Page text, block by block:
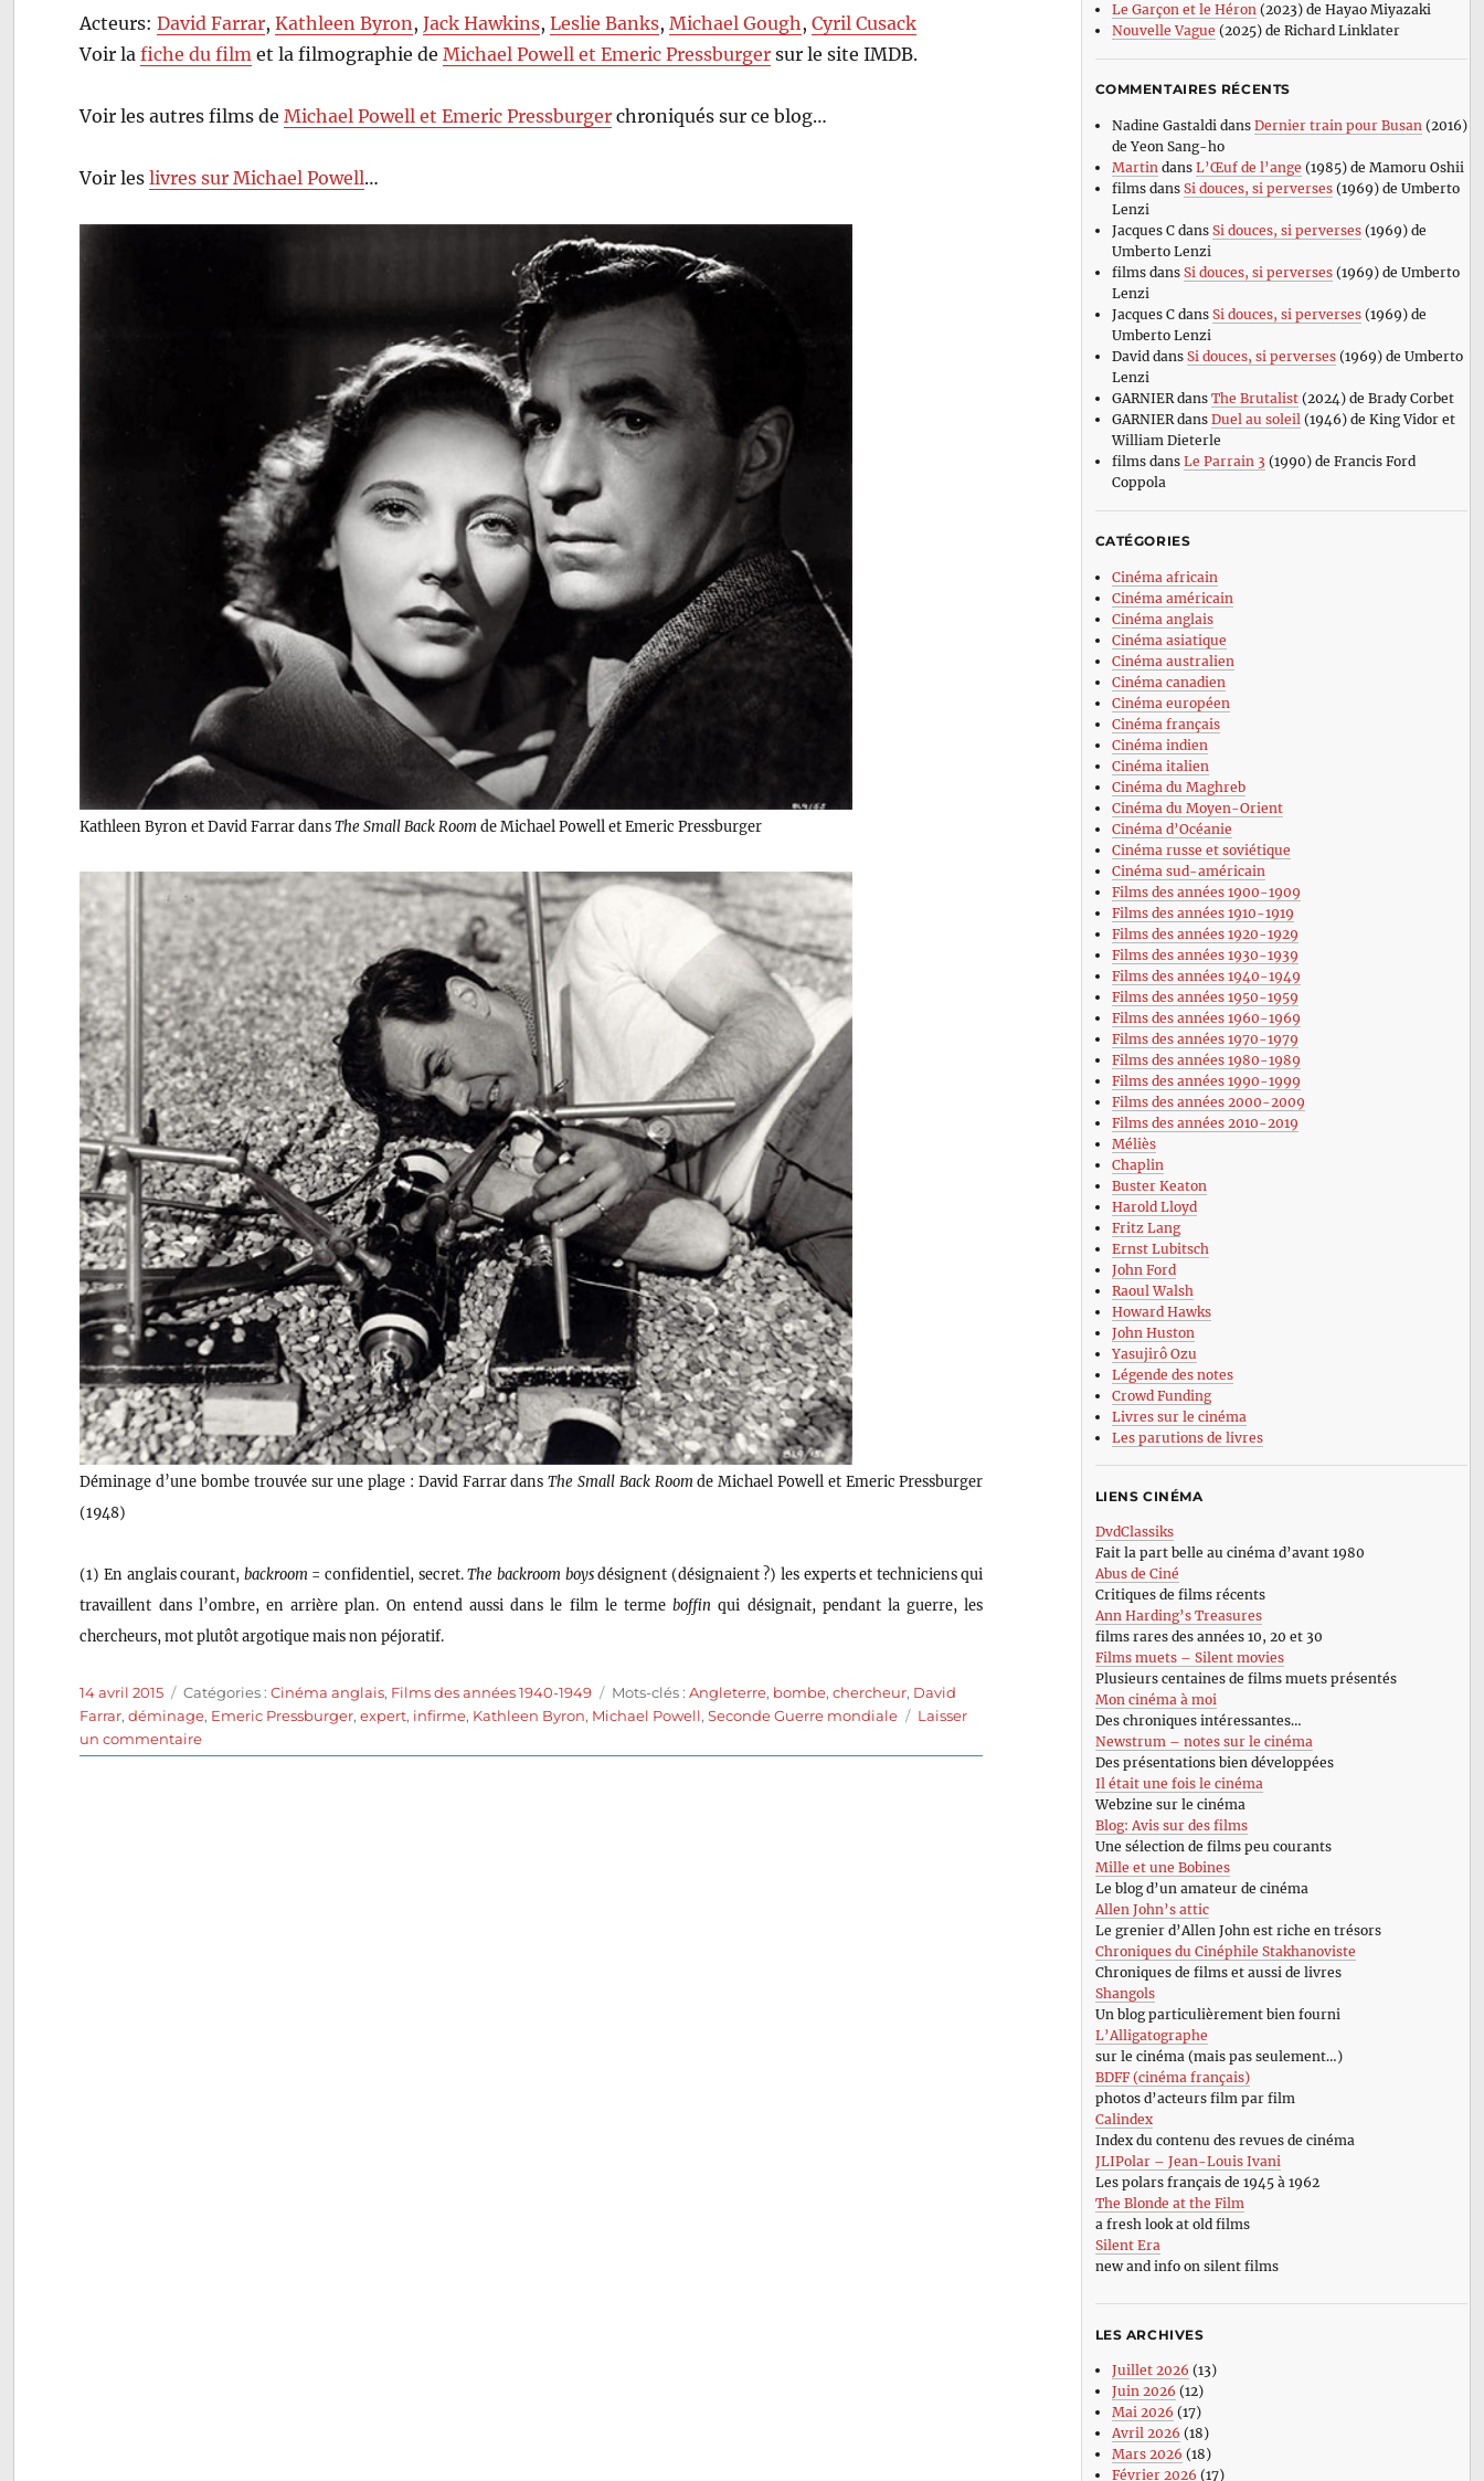
Acteurs:David Farrar,Kathleen Byron ,Jack Hawkins,Leslie Banks,Michael Gough ,Cyril Cusack
Voir lafiche du film et la filmographie deMichael Powell et Emeric Pressburger sur le site IMDB.
Voir les autres films deMichael Powell et Emeric Pressburger chroniqués sur ce blog…
Voir leslivres sur Michael Powell…
Kathleen Byron et David Farrar dansThe Small Back Room de Michael Powell et Emeric Pressburger
Déminage d’une bombe trouvée sur une plage : David Farrar dansThe Small Back Room de Michael Powell et Emeric Pressburger
(1948)
(1) En anglais courant, backroom = confidentiel, secret.The backroom boysdésignent (désignaient ?) les experts et techniciens qui
travaillent dans l’ombre, en arrière plan. On entend aussi dans le film le termeboffin qui désignait, pendant la guerre, les
chercheurs, mot plutôt argotique mais non péjoratif.
Publié
le
14 avril 2015 Catégories
Catégories :Cinéma anglais, Films des années 1940-1949 Étiquettes
Mots-clés :Angleterre, bombe,chercheur, David
Farrar,déminage, Emeric Pressburger,expert, infirme, Kathleen Byron, Michael Powell,Seconde Guerre mondiale
Laisser
un commentairesur
La
Le Garçon et le Héron(2023) de Hayao Miyazaki
Nouvelle Vague (2025) de Richard Linklater
COMMENTAIRES RÉCENTS
Nadine Gastaldi dans Dernier train pour Busan (2016)
de Yeon Sang-ho
Martin dans L’Œuf de l’ange (1985) de Mamoru Oshii
filmsdans Si douces, si perverses(1969) de Umberto
Lenzi
Jacques Cdans Si douces, si perverses(1969) de
Umberto Lenzi
filmsdans Si douces, si perverses(1969) de Umberto
Lenzi
Jacques Cdans Si douces, si perverses(1969) de
Umberto Lenzi
David dans Si douces, si perverses(1969) de Umberto
Lenzi
GARNIERdans The Brutalist(2024) de Brady Corbet
GARNIERdans Duel au soleil (1946) de King Vidor et
William Dieterle
filmsdans Le Parrain 3 (1990) de Francis Ford
Coppola
CATÉGORIES
Cinéma africain
Cinéma américain
Cinéma anglais
Cinéma asiatique
Cinéma australien
Cinéma canadien
Cinéma européen
Cinéma français
Cinéma indien
Cinéma italien
Cinéma du Maghreb
Cinéma du Moyen-Orient
Cinéma d’Océanie
Cinéma russe et soviétique
Cinéma sud-américain
Films des années 1900-1909
Films des années 1910-1919
Films des années 1920-1929
Films des années 1930-1939
Films des années 1940-1949
Films des années 1950-1959
Films des années 1960-1969
Films des années 1970-1979
Films des années 1980-1989
Films des années 1990-1999
Films des années 2000-2009
Films des années 2010-2019
Méliès
Chaplin
Buster Keaton
Harold Lloyd
Fritz Lang
Ernst Lubitsch
John Ford
Raoul Walsh
Howard Hawks
John Huston
Yasujirô Ozu
Légende des notes
Crowd Funding
Livres sur le cinéma
Les parutions de livres
LIENS CINÉMA
DvdClassiks
Fait la part belle au cinéma d’avant 1980
Abus de Ciné
Critiques de films récents
Ann Harding’s Treasures
films rares des années 10, 20 et 30
Films muets – Silent movies
Plusieurs centaines de films muets présentés
Mon cinéma à moi
Des chroniques intéressantes…
Newstrum – notes sur le cinéma
Des présentations bien développées
Il était une fois le cinéma
Webzine sur le cinéma
Blog: Avis sur des films
Une sélection de films peu courants
Mille et une Bobines
Le blog d’un amateur de cinéma
Allen John’s attic
Le grenier d’Allen John est riche en trésors
Chroniques du Cinéphile Stakhanoviste
Chroniques de films et aussi de livres
Shangols
Un blog particulièrement bien fourni
L’Alligatographe
sur le cinéma (mais pas seulement…)
BDFF (cinéma français)
photos d’acteurs film par film
Calindex
Index du contenu des revues de cinéma
JLIPolar – Jean-Louis Ivani
Les polars français de 1945 à 1962
The Blonde at the Film
a fresh look at old films
Silent Era
new and info on silent films
LES ARCHIVES
Juillet 2026 (13)
Juin 2026 (12)
Mai 2026 (17)
Avril 2026 (18)
Mars 2026 (18)
Février 2026 (17)